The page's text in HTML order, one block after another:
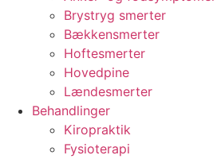
Brystryg smerter
Bækkensmerter
Hoftesmerter
Hovedpine
Lændesmerter
Behandlinger
Kiropraktik
Fysioterapi